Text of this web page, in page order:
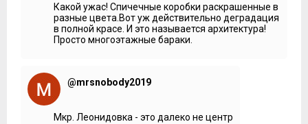
Какой ужас! Спичечные коробки раскрашенные в
разные цвета.Вот уж действительно деградация
в полной красе. И это называется архитектура!
Просто многоэтажные бараки.
@mrsnobody2019
Мкр. Леонидовка - это далеко не центр